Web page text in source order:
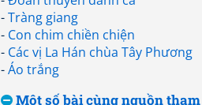
-Tràng giang
- Con chim chiền chiện
- Các vị La Hán chùa Tây Phương
-Áo trắng
Một số bài cùng nguồn